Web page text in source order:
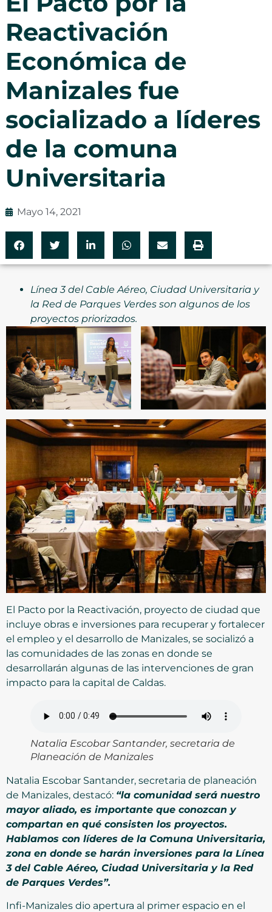
Reactivación
Económica de
Manizales fue
socializado a líderes
de la comuna
Universitaria
Mayo 14, 2021
Línea 3 del Cable Aéreo, Ciudad Universitaria y
la Red de Parques Verdes son algunos de los
proyectos priorizados.
El Pacto por la Reactivación, proyecto de ciudad que
incluye obras e inversiones para recuperar y fortalecer
el empleo y el desarrollo de Manizales, se socializó a
las comunidades de las zonas en donde se
desarrollarán algunas de las intervenciones de gran
impacto para la capital de Caldas.
Natalia Escobar Santander, secretaria de
Planeación de Manizales
Natalia Escobar Santander, secretaria de planeación
de Manizales, destacó: “la comunidad será nuestro
mayor aliado, es importante que conozcan y
compartan en qué consisten los proyectos.
Hablamos con líderes de la Comuna Universitaria,
zona en donde se harán inversiones para la Línea
3 del Cable Aéreo, Ciudad Universitaria y la Red
de Parques Verdes”.
Infi-Manizales dio apertura al primer espacio en el